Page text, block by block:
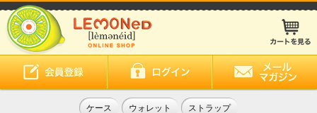
ケース ウォレット ストラップ